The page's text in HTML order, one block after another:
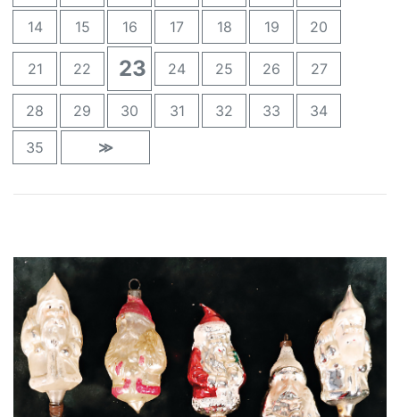
14 15 16 17 18 19 20
21 22 23 24 25 26 27
28 29 30 31 32 33 34
35 ≫